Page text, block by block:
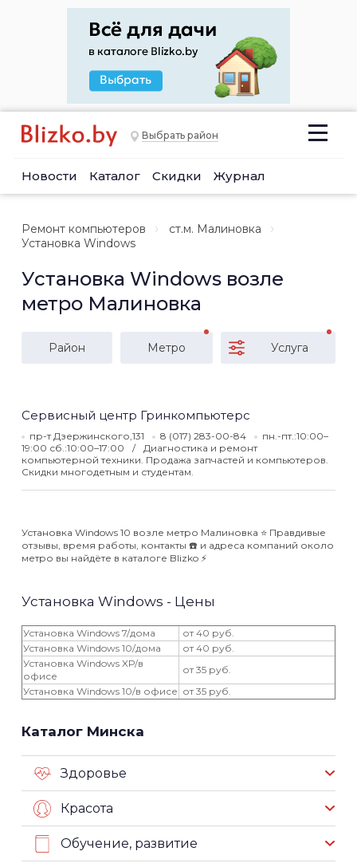
Выбрать район
Новости Каталог Скидки Журнал
Ремонт компьютеров
ст.м. Малиновка
Установка Windows
Установка Windows возле
метро Малиновка
Район Метро Услуга
Сервисный центр Гринкомпьютерс
пр-т Дзержинского,131 8 (017) 283-00-84
пн.-пт.:10:00–
19:00 сб.:10:00–17:00
Диагностика и ремонт
компьютерной техники. Продажа запчастей и компьютеров.
Скидки многодетным и студентам.
Установка Windows 10 возле метро Малиновка ⭐️ Правдивые
отзывы, время работы, контакты ☎️ и адреса компаний около
метро вы найдёте в каталоге Blizko ⚡️
Установка Windows - Цены
Установка Windows 7/дома
от 40 руб.
Установка Windows 10/дома
от 40 руб.
Установка Windows XP/в
офисе
от 35 руб.
Установка Windows 10/в офисе от 35 руб.
Каталог Минска
Здоровье
Красота
Обучение, развитие